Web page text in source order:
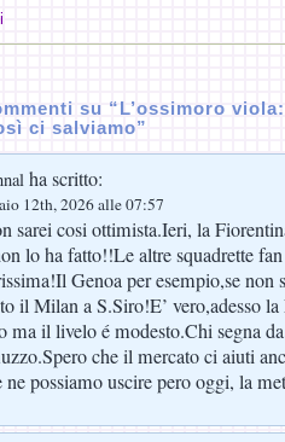
su “L’ossimoro
ci salviamo”
ha scritto:
12th, 2026 alle 07:57
sarei cosi ottimista.Ieri, la
lo ha fatto!!Le altre squadrette
Genoa per esempio,se non
il Milan a S.Siro!E’ vero,adesso
ma il livelo é modesto.Chi segna
che il mercato ci aiuti
ne possiamo uscire pero oggi, la